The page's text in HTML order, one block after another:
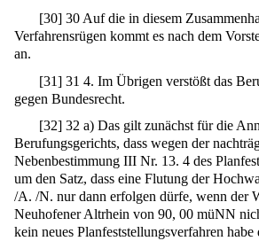
[30] 30 Auf die in diesem
Verfahrensrügen kommt es nach dem
an.
[31] 31 4. Im Übrigen verstößt das
gegen Bundesrecht.
[32] 32 a) Das gilt zunächst für die
Berufungsgerichts, dass wegen der
Nebenbestimmung III Nr. 13. 4 des
um den Satz, dass eine Flutung der
/A. /N. nur dann erfolgen dürfe, wenn der
Neuhofener Altrhein von 90, 00 müNN
kein neues Planfeststellungsverfahren